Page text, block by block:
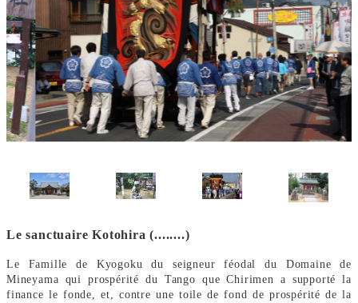
Le sanctuaire Kotohira (........)
Le Famille de Kyogoku du seigneur féodal du Domaine de
Mineyama qui prospérité du Tango que Chirimen a supporté la
finance le fonde, et, contre une toile de fond de prospérité de la